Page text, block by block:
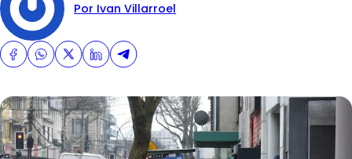
Por Ivan Villarroel